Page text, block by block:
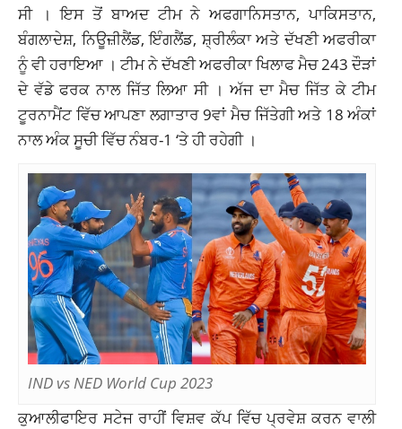
ਸੀ । ਇਸ ਤੋਂ ਬਾਅਦ ਟੀਮ ਨੇ ਅਫਗਾਨਿਸਤਾਨ, ਪਾਕਿਸਤਾਨ,
ਬੰਗਲਾਦੇਸ਼, ਨਿਊਜ਼ੀਲੈਂਡ, ਇੰਗਲੈਂਡ, ਸ਼੍ਰੀਲੰਕਾ ਅਤੇ ਦੱਖਣੀ ਅਫਰੀਕਾ
ਨੂੰ ਵੀ ਹਰਾਇਆ । ਟੀਮ ਨੇ ਦੱਖਣੀ ਅਫਰੀਕਾ ਖਿਲਾਫ ਮੈਚ 243 ਦੌੜਾਂ
ਦੇ ਵੱਡੇ ਫਰਕ ਨਾਲ ਜਿੱਤ ਲਿਆ ਸੀ । ਅੱਜ ਦਾ ਮੈਚ ਜਿੱਤ ਕੇ ਟੀਮ
ਟੂਰਨਾਮੈਂਟ ਵਿੱਚ ਆਪਣਾ ਲਗਾਤਾਰ 9ਵਾਂ ਮੈਚ ਜਿੱਤੇਗੀ ਅਤੇ 18 ਅੰਕਾਂ
ਨਾਲ ਅੰਕ ਸੂਚੀ ਵਿੱਚ ਨੰਬਰ-1 ‘ਤੇ ਹੀ ਰਹੇਗੀ ।
IND vs NED World Cup 2023
ਕੁਆਲੀਫਾਇਰ ਸਟੇਜ ਰਾਹੀਂ ਵਿਸ਼ਵ ਕੱਪ ਵਿੱਚ ਪ੍ਰਵੇਸ਼ ਕਰਨ ਵਾਲੀ